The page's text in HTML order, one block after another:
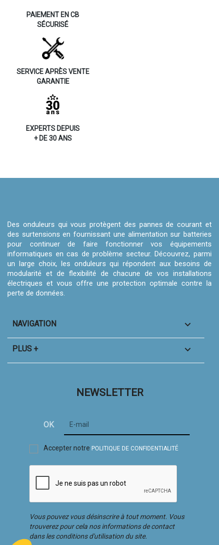
PAIEMENT EN CB
SÉCURISÉ
SERVICE APRÈS VENTE
GARANTIE
EXPERTS DEPUIS
+ DE 30 ANS
Des onduleurs qui vous protègent des pannes de courant et
des surtensions en fournissant une alimentation sur batteries
pour continuer de faire fonctionner vos équipements
informatiques en cas de problème secteur. Découvrez, parmi
un large choix, les onduleurs qui répondent aux besoins de
modularité et de flexibilité de chacune de vos installations
électriques et vous offre une protection optimale contre la
perte de données.
NAVIGATION 
PLUS + 
NEWSLETTER
Accepter notre POLITIQUE DE CONFIDENTIALITÉ
Vous pouvez vous désinscrire à tout moment. Vous
trouverez pour cela nos informations de contact
dans les conditions d'utilisation du site.